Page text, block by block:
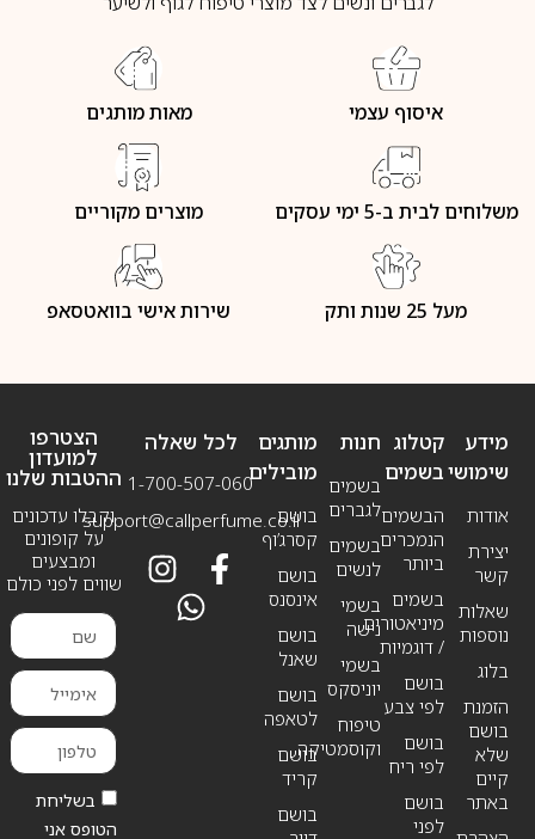
איסוף עצמי מאות מותגים
משלוחים לבית ב-5 ימי עסקים מוצרים מקוריים
מעל 25 שנות ותק שירות אישי בוואטסאפ
מידע
שימושי
אודות
יצירת
קשר
שאלות
נוספות
בלוג
הזמנת
בושם
שלא
קיים
באתר
חנות
בשמים
לגברים
בשמים
לנשים
בשמי
נישה
בשמי
יוניסקס
טיפוח
וקוסמטיקה
קטלוג
בשמים
הבשמים
הנמכרים
ביותר
בשמים
מיניאטורים
/ דוגמיות
בושם
לפי צבע
בושם
לפי ריח
בושם
לפני
מותגים
מובילים
בושם
קסרג’וף
בושם
אינסנס
בושם
שאנל
בושם
לטאפה
בושם
קריד
בושם
לכל שאלה
1-700-507-060
support@callperfume.co.il
הצטרפו
למועדון
ההטבות שלנו
וקבלו עדכונים
על קופונים
ומבצעים
שווים לפני כולם
בשליחת
הטופס אני